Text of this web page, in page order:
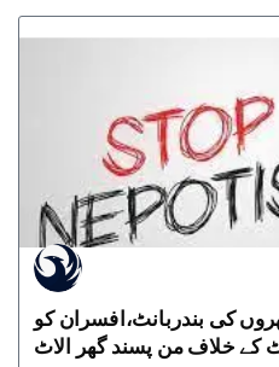
کی بندربانٹ،افسران کو
کے خلاف من پسند گھر الاٹ